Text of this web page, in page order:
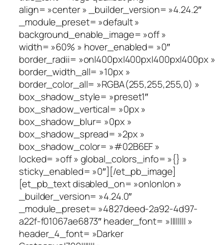
align= »center » _builder_version= »4.24.2″
_module_preset= »default »
background_enable_image= »off »
width= »60% » hover_enabled= »0″
border_radii= »on|400px|400px|400px|400px »
border_width_all= »10px »
border_color_all= »RGBA(255,255,255,0) »
box_shadow_style= »preset1″
box_shadow_vertical= »0px »
box_shadow_blur= »0px »
box_shadow_spread= »2px »
box_shadow_color= »#02B6EF »
locked= »off » global_colors_info= »{} »
sticky_enabled= »0″][/et_pb_image]
[et_pb_text disabled_on= »on|on|on »
_builder_version= »4.24.0″
_module_preset= »4827deed-2a92-4d97-
a22f-f01067ae6873″ header_font= »|||||||| »
header_4_font= »Darker